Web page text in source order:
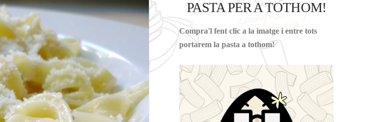
PASTA PER A TOTHOM!
Compra'l fent clic a la imatge i entre tots
portarem la pasta a tothom!